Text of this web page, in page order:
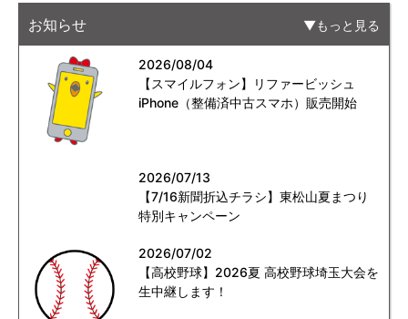
お知らせ もっと見る
2026/08/04
【スマイルフォン】リファービッシュ
iPhone（整備済中古スマホ）販売開始
2026/07/13
【7/16新聞折込チラシ】東松山夏まつり
特別キャンペーン
2026/07/02
【高校野球】2026夏 高校野球埼玉大会を
生中継します！